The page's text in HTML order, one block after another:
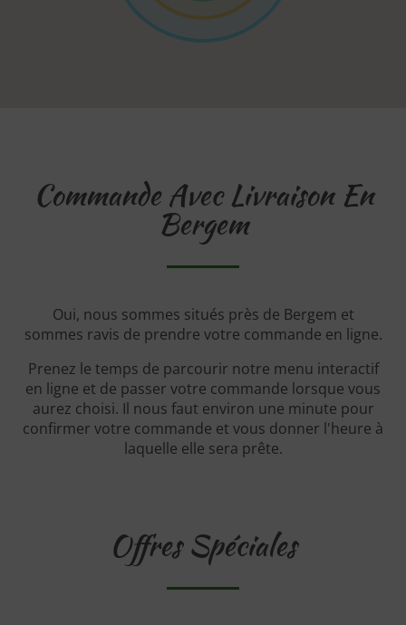
Commande Avec Livraison En
Bergem
Oui, nous sommes situés près de Bergem et
sommes ravis de prendre votre commande en ligne.
Prenez le temps de parcourir notre menu interactif
en ligne et de passer votre commande lorsque vous
aurez choisi. Il nous faut environ une minute pour
confirmer votre commande et vous donner l'heure à
laquelle elle sera prête.
Offres Spéciales